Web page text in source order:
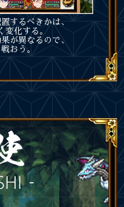
するべきかは、
変化する。
が異なるので、
おう。